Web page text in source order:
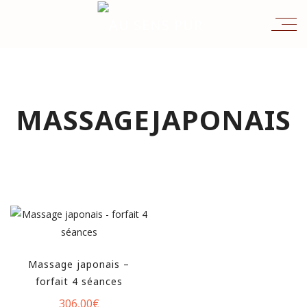
MASSAGEJAPONAIS
Massage japonais –
forfait 4 séances
306,00€